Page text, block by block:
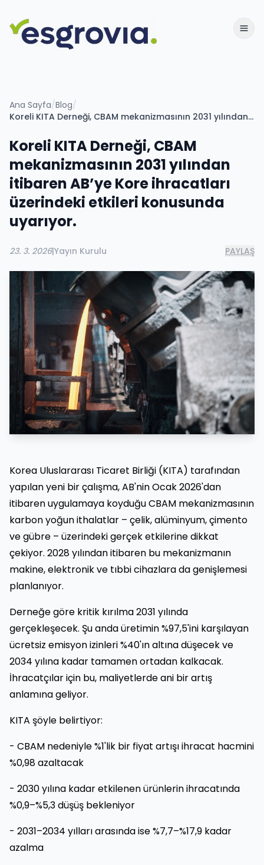
Ana Sayfa/Blog/
Koreli KITA Derneği, CBAM mekanizmasının 2031 yılından itibaren AB’ye Kore ihracatları üzerindeki etkileri konusunda uyarıyor.
Koreli KITA Derneği, CBAM
mekanizmasının 2031 yılından
itibaren AB’ye Kore ihracatları
üzerindeki etkileri konusunda
uyarıyor.
23. 3. 2026|Yayın Kurulu PAYLAŞ
Korea Uluslararası Ticaret Birliği (KITA) tarafından
yapılan yeni bir çalışma, AB'nin Ocak 2026'dan
itibaren uygulamaya koyduğu CBAM mekanizmasının
karbon yoğun ithalatlar – çelik, alüminyum, çimento
ve gübre – üzerindeki gerçek etkilerine dikkat
çekiyor. 2028 yılından itibaren bu mekanizmanın
makine, elektronik ve tıbbi cihazlara da genişlemesi
planlanıyor.
Derneğe göre kritik kırılma 2031 yılında
gerçekleşecek. Şu anda üretimin %97,5'ini karşılayan
ücretsiz emisyon izinleri %40'ın altına düşecek ve
2034 yılına kadar tamamen ortadan kalkacak.
İhracatçılar için bu, maliyetlerde ani bir artış
anlamına geliyor.
KITA şöyle belirtiyor:
- CBAM nedeniyle %1'lik bir fiyat artışı ihracat hacmini
%0,98 azaltacak
- 2030 yılına kadar etkilenen ürünlerin ihracatında
%0,9–%5,3 düşüş bekleniyor
- 2031–2034 yılları arasında ise %7,7–%17,9 kadar
azalma